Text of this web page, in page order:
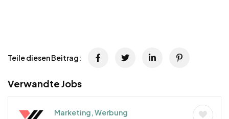
Teile diesen Beitrag:
Verwandte Jobs
Marketing, Werbung